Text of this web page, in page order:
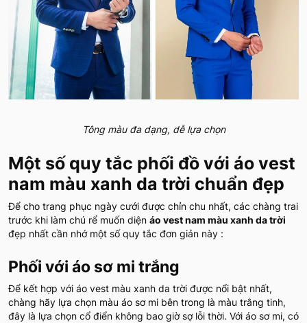
Tông màu đa dạng, dễ lựa chọn
Một số quy tắc phối đồ với áo vest
nam màu xanh da trời chuẩn đẹp
Để cho trang phục ngày cưới được chỉn chu nhất, các chàng trai
trước khi làm chú rể muốn diện áo vest nam màu xanh da trời
đẹp nhất cần nhớ một số quy tắc đơn giản này :
Phối với áo sơ mi trắng
Để kết hợp với áo vest màu xanh da trời được nổi bật nhất,
chàng hãy lựa chọn màu áo sơ mi bên trong là màu trắng tinh,
đây là lựa chọn cổ điển không bao giờ sợ lỗi thời. Với áo sơ mi, có